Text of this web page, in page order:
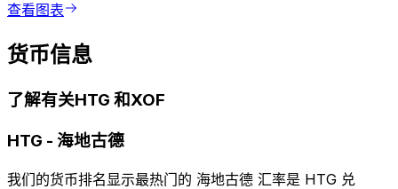
查看图表
货币信息
了解有关HTG 和XOF
HTG - 海地古德
我们的货币排名显示最热门的 海地古德 汇率是 HTG 兑